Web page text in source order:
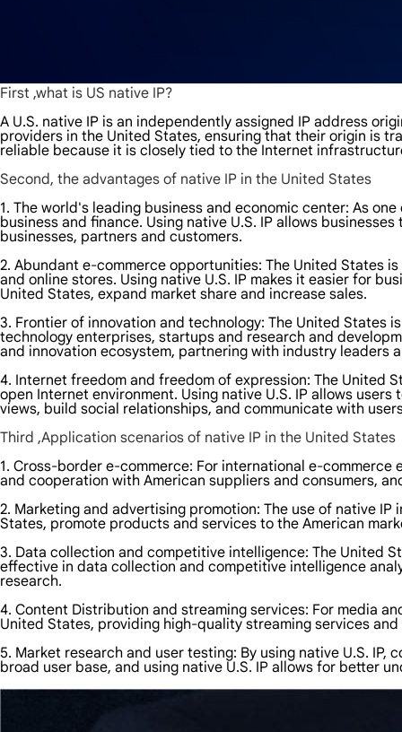
First ,what is US native IP?
A U.S. native IP is an independently assigned IP address
providers in the United States, ensuring that their origin is
reliable because it is closely tied to the Internet
Second, the advantages of native IP in the United States
1. The world's leading business and economic center: As
business and finance. Using native U.S. IP allows
businesses, partners and customers.
2. Abundant e-commerce opportunities: The United States
and online stores. Using native U.S. IP makes it easier for
United States, expand market share and increase sales.
3. Frontier of innovation and technology: The United
technology enterprises, startups and research and
and innovation ecosystem, partnering with industry leaders
4. Internet freedom and freedom of expression: The United
open Internet environment. Using native U.S. IP allows
views, build social relationships, and communicate with
Third ,Application scenarios of native IP in the United States
1. Cross-border e-commerce: For international e-
and cooperation with American suppliers and consumers,
2. Marketing and advertising promotion: The use of native
States, promote products and services to the American
3. Data collection and competitive intelligence: The United
effective in data collection and competitive intelligence
research.
4. Content Distribution and streaming services: For media
United States, providing high-quality streaming services
5. Market research and user testing: By using native U.S.
broad user base, and using native U.S. IP allows for better